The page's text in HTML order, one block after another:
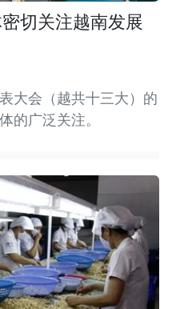
切关注越南发展
大会（越共十三大）的
的广泛关注。